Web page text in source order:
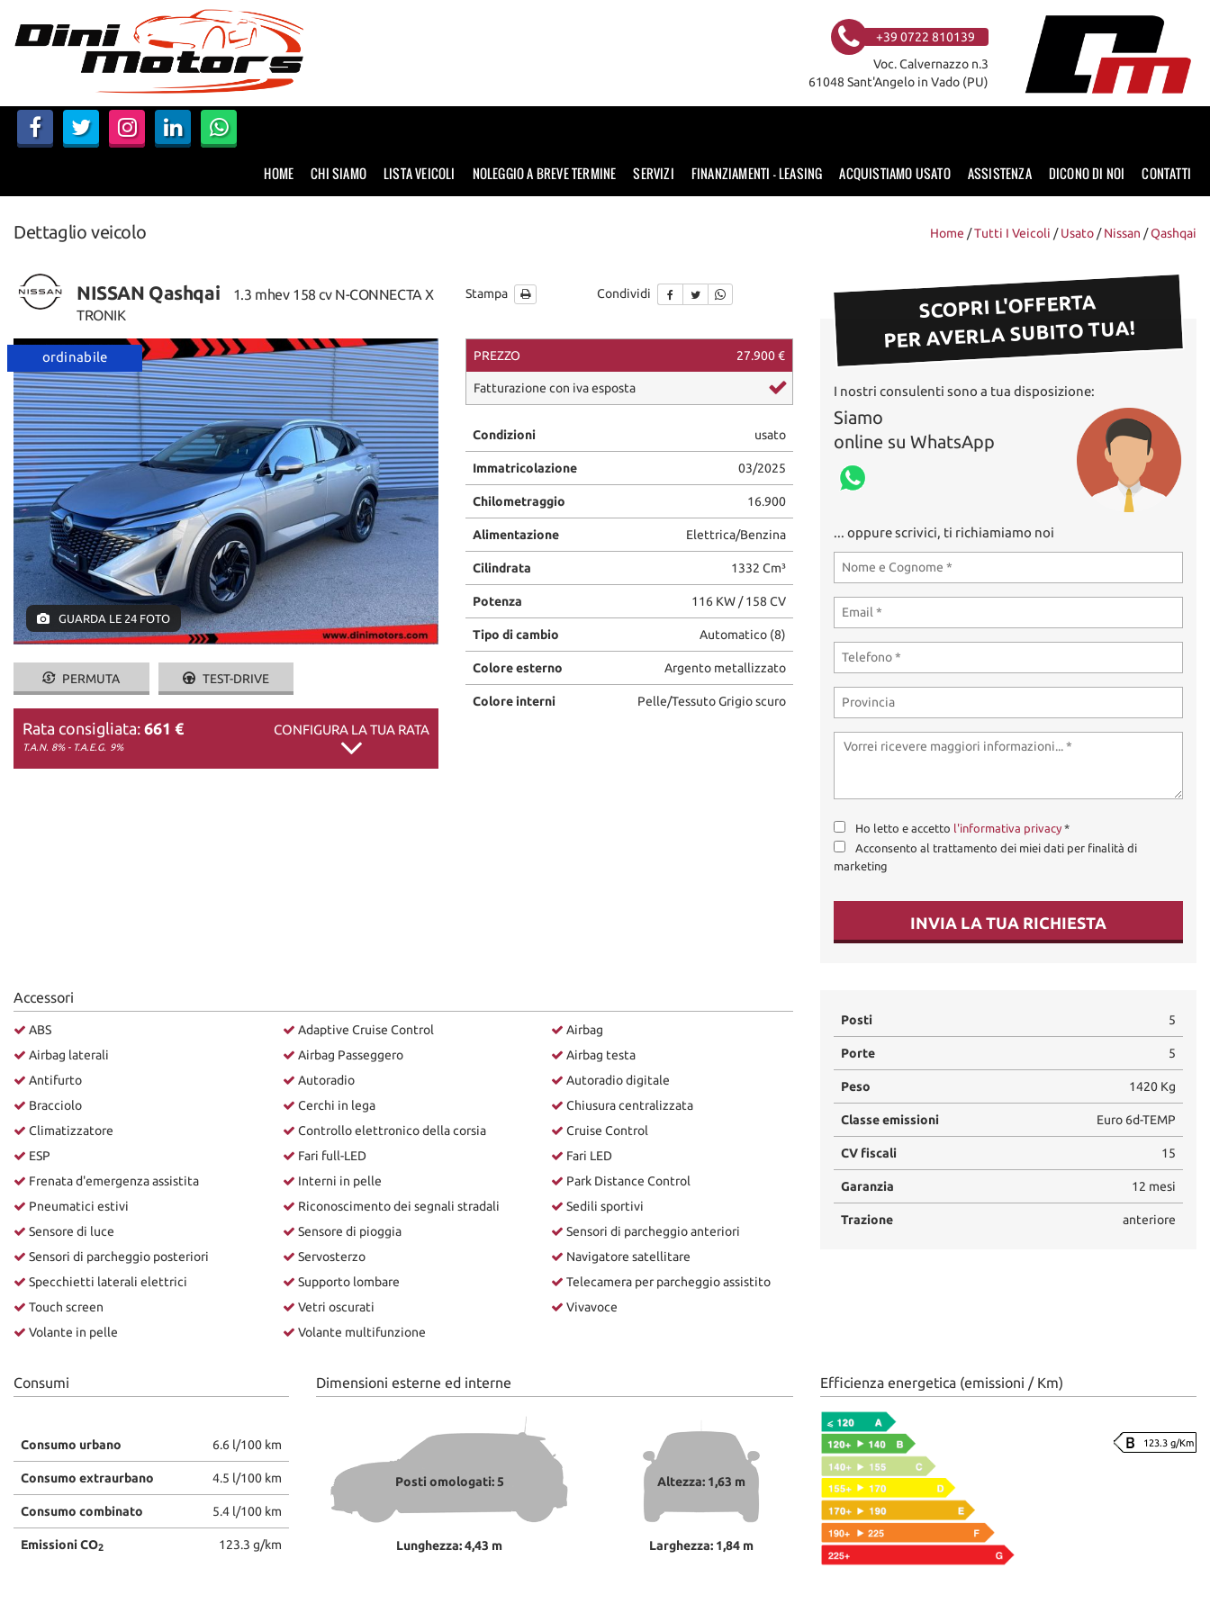
HOME
LISTA VEICOLI
SERVIZI
FINANZIAMENTI – LEASING
ACQUISTIAMO USATO
ASSISTENZA
DICONO DI NOI
CONTATTI
+39 0722 810139
Voc. Calvernazzo n.3
61048 Sant'Angelo in Vado (PU)
HOME CHI SIAMO LISTA VEICOLI NOLEGGIO A BREVE TERMINE SERVIZI FINANZIAMENTI – LEASING ACQUISTIAMO USATO ASSISTENZA DICONO DI NOI CONTATTI
Dettaglio veicolo Home /Tutti I Veicoli /Usato /Nissan /Qashqai
NISSAN Qashqai
1.3 mhev 158 cv N-CONNECTA X
TRONIK
Stampa Condividi
ordinabile
GUARDA LE 24 FOTO
PERMUTA TEST-DRIVE
Rata consigliata: 661 €
T.A.N. 8% - T.A.E.G. 9%
CONFIGURA LA TUA RATA
PREZZO 27.900 €
Fatturazione con iva esposta
Condizioni usato
Immatricolazione 03/2025
Chilometraggio 16.900
Alimentazione Elettrica/Benzina
Cilindrata 1332 Cm³
Potenza 116 KW / 158 CV
Tipo di cambio Automatico (8)
Colore esterno Argento metallizzato
Colore interni Pelle/Tessuto Grigio scuro
SCOPRI L'OFFERTA
PER AVERLA SUBITO TUA!
I nostri consulenti sono a tua disposizione:
Siamo
online su WhatsApp
... oppure scrivici, ti richiamiamo noi
Ho letto e accetto l'informativa privacy *
Acconsento al trattamento dei miei dati per finalità di
marketing
INVIA LA TUA RICHIESTA
Accessori
ABS
Airbag laterali
Antifurto
Bracciolo
Climatizzatore
ESP
Frenata d'emergenza assistita
Pneumatici estivi
Sensore di luce
Sensori di parcheggio posteriori
Specchietti laterali elettrici
Touch screen
Volante in pelle
Adaptive Cruise Control
Airbag Passeggero
Autoradio
Cerchi in lega
Controllo elettronico della corsia
Fari full-LED
Interni in pelle
Riconoscimento dei segnali stradali
Sensore di pioggia
Servosterzo
Supporto lombare
Vetri oscurati
Volante multifunzione
Airbag
Airbag testa
Autoradio digitale
Chiusura centralizzata
Cruise Control
Fari LED
Park Distance Control
Sedili sportivi
Sensori di parcheggio anteriori
Navigatore satellitare
Telecamera per parcheggio assistito
Vivavoce
Posti 5
Porte 5
Peso 1420 Kg
Classe emissioni Euro 6d-TEMP
CV fiscali 15
Garanzia 12 mesi
Trazione anteriore
Consumi
Consumo urbano 6.6 l/100 km
Consumo extraurbano 4.5 l/100 km
Consumo combinato 5.4 l/100 km
Emissioni CO2 123.3 g/km
Dimensioni esterne ed interne
Posti omologati: 5
Lunghezza: 4,43 m
Altezza: 1,63 m
Larghezza: 1,84 m
Efficienza energetica (emissioni / Km)
123.3 g/Km